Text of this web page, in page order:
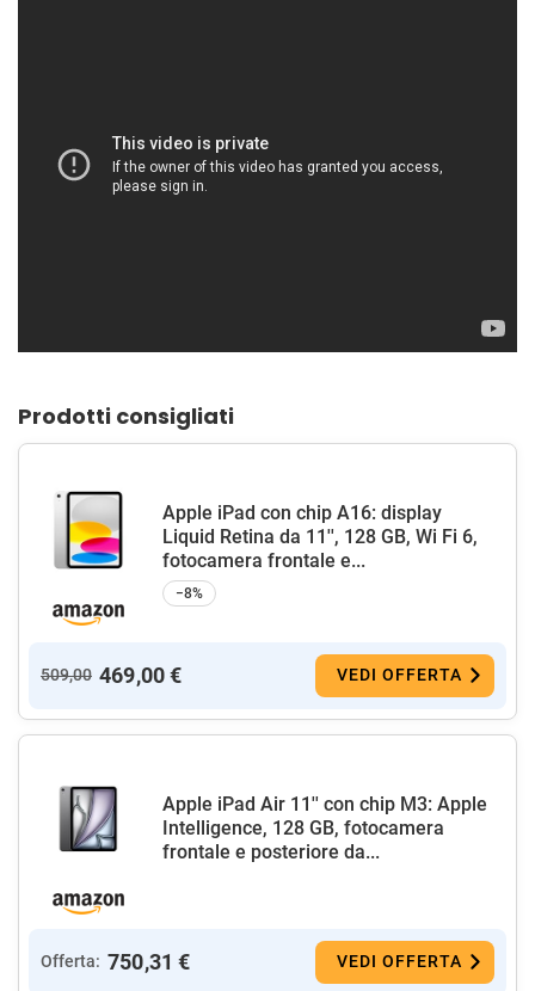
Prodotti consigliati
Apple iPad con chip A16: display
Liquid Retina da 11'', 128 GB, Wi Fi 6,
fotocamera frontale e...
−8%
509,00 469,00 € VEDI OFFERTA
Apple iPad Air 11'' con chip M3: Apple
Intelligence, 128 GB, fotocamera
frontale e posteriore da...
Offerta: 750,31 € VEDI OFFERTA